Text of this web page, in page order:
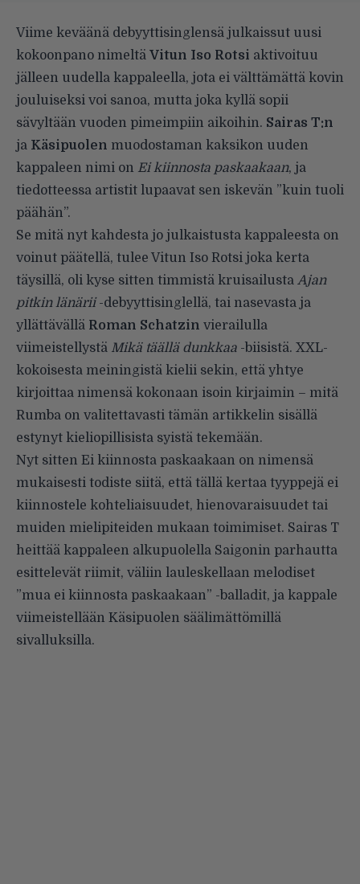
Viime keväänä debyyttisinglensä julkaissut uusi
kokoonpano nimeltä Vitun Iso Rotsi aktivoituu
jälleen uudella kappaleella, jota ei välttämättä kovin
jouluiseksi voi sanoa, mutta joka kyllä sopii
sävyltään vuoden pimeimpiin aikoihin. Sairas T:n
ja Käsipuolen muodostaman kaksikon uuden
kappaleen nimi on Ei kiinnosta paskaakaan, ja
tiedotteessa artistit lupaavat sen iskevän ”kuin tuoli
päähän”.
Se mitä nyt kahdesta jo julkaistusta kappaleesta on
voinut päätellä, tulee Vitun Iso Rotsi joka kerta
täysillä, oli kyse sitten timmistä kruisailusta Ajan
pitkin länärii-debyyttisinglellä, tai nasevasta ja
yllättävällä Roman Schatzin vierailulla
viimeistellystä Mikä täällä dunkkaa -biisistä. XXL-
kokoisesta meiningistä kielii sekin, että yhtye
kirjoittaa nimensä kokonaan isoin kirjaimin – mitä
Rumba on valitettavasti tämän artikkelin sisällä
estynyt kieliopillisista syistä tekemään.
Nyt sitten Ei kiinnosta paskaakaan on nimensä
mukaisesti todiste siitä, että tällä kertaa tyyppejä ei
kiinnostele kohteliaisuudet, hienovaraisuudet tai
muiden mielipiteiden mukaan toimimiset. Sairas T
heittää kappaleen alkupuolella Saigonin parhautta
esittelevät riimit, väliin lauleskellaan melodiset
”mua ei kiinnosta paskaakaan” -balladit, ja kappale
viimeistellään Käsipuolen säälimättömillä
sivalluksilla.